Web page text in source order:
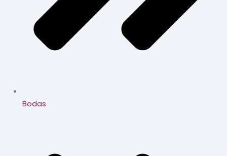
Bodas